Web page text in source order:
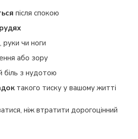
після спокою
руки чи ноги
або зору
біль з нудотою
такого тиску у вашому житті
ніж втратити дорогоцінний